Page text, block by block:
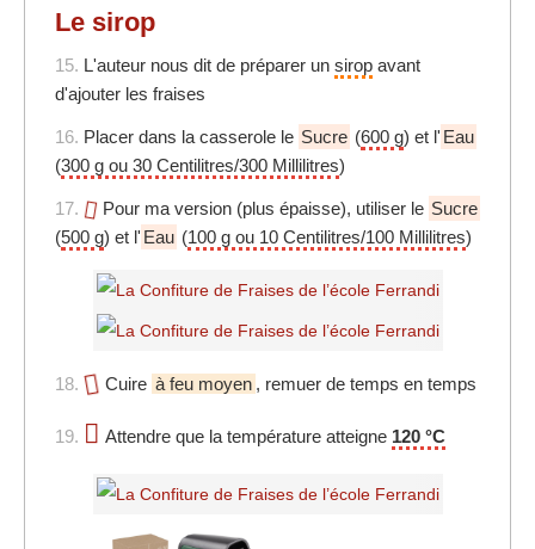
Le sirop
15. L'auteur nous dit de préparer un sirop avant
d'ajouter les fraises
16. Placer dans la casserole le Sucre (600 g) et l' Eau
(300 g ou 30 Centilitres/300 Millilitres)
17. Pour ma version (plus épaisse), utiliser le Sucre
(500 g) et l' Eau (100 g ou 10 Centilitres/100 Millilitres)
18. Cuire à feu moyen , remuer de temps en temps
19. Attendre que la température atteigne 120 °C